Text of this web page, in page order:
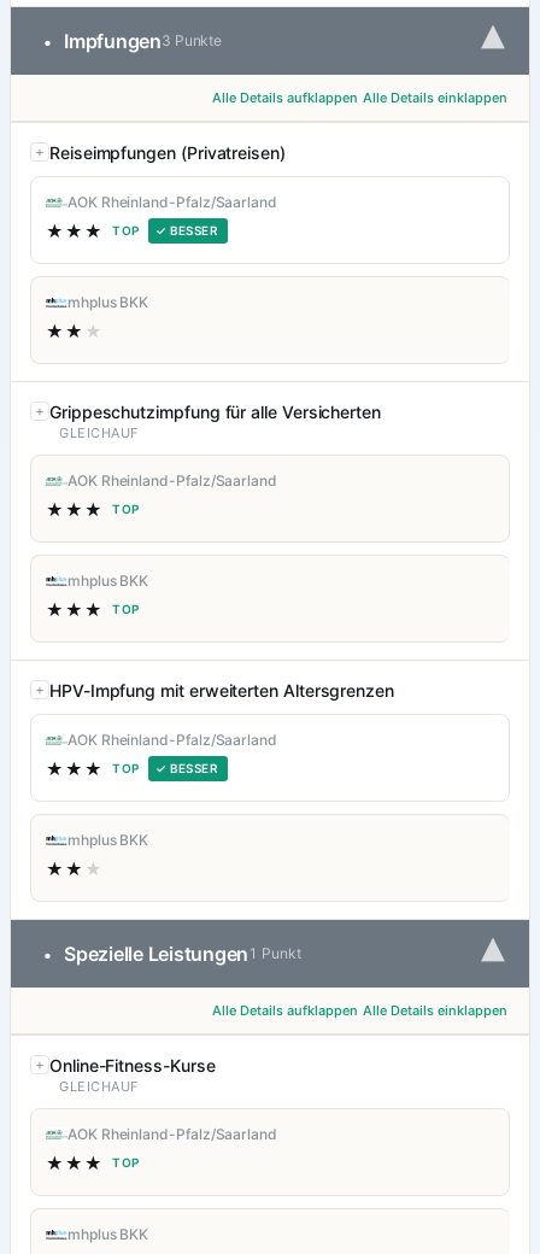
• Impfungen3 Punkte ▾
Alle Details aufklappen Alle Details einklappen
Reiseimpfungen (Privatreisen)
AOK Rheinland-Pfalz/Saarland
★★★ TOP ✓ BESSER
mhplus BKK
★★ ★
Grippeschutzimpfung für alle Versicherten
GLEICHAUF
AOK Rheinland-Pfalz/Saarland
★★★ TOP
mhplus BKK
★★★ TOP
HPV-Impfung mit erweiterten Altersgrenzen
AOK Rheinland-Pfalz/Saarland
★★★ TOP ✓ BESSER
mhplus BKK
★★ ★
• Spezielle Leistungen 1 Punkt ▾
Alle Details aufklappen Alle Details einklappen
Online-Fitness-Kurse
GLEICHAUF
AOK Rheinland-Pfalz/Saarland
★★★ TOP
mhplus BKK